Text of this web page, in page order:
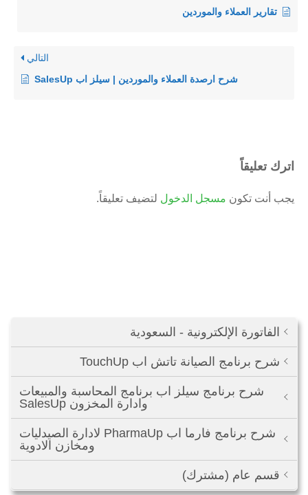
الفاتورة الإلكترونية - السعودية
شرح برنامج الصيانة تاتش اب TouchUp
شرح برنامج سيلز اب برنامج المحاسبة والمبيعات
وادارة المخزون SalesUp
شرح برنامج فارما اب PharmaUp لادارة الصيدليات
ومخازن الادوية
قسم عام (مشترك)
تقارير العملاء والموردين
التالي
شرح ارصدة العملاء والموردين | سيلز اب SalesUp
اترك تعليقاً
يجب أنت تكون مسجل الدخول لتضيف تعليقاً.